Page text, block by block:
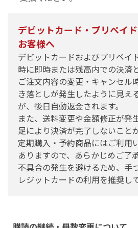
デビットカード・プリペイ
お客様へ
デビットカードおよびプリペイ
時に即時または残高内での決済
ご注文内容の変更・キャンセル
き落としが発生したように見え
が、後日自動返金されます。
また、送料変更や金額修正が発
足により決済が完了しないこと
定期購入・予約商品にはご利用
ありますので、あらかじめご了
不具合の発生を避けるため、手
レジットカードの利用を推奨し